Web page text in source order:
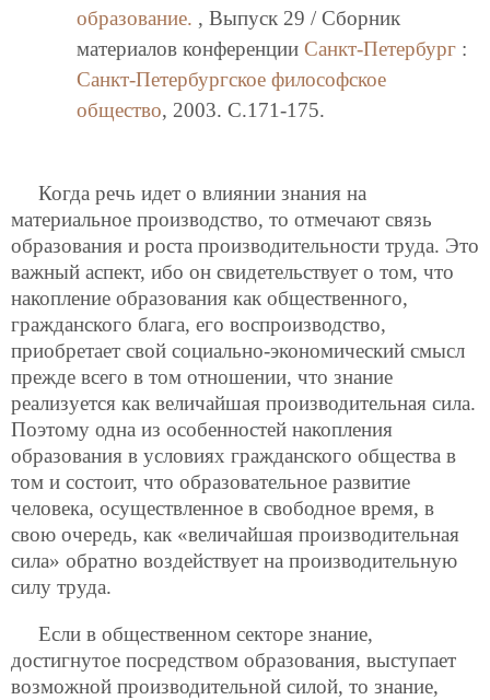
образование. , Выпуск 29 / Сборник
материалов конференции Санкт-Петербург :
Санкт-Петербургское философское
общество, 2003. C.171-175.
Когда речь идет о влиянии знания на
материальное производство, то отмечают связь
образования и роста производительности труда. Это
важный аспект, ибо он свидетельствует о том, что
накопление образования как общественного,
гражданского блага, его воспроизводство,
приобретает свой социально-экономический смысл
прежде всего в том отношении, что знание
реализуется как величайшая производительная сила.
Поэтому одна из особенностей накопления
образования в условиях гражданского общества в
том и состоит, что образовательное развитие
человека, осуществленное в свободное время, в
свою очередь, как «величайшая производительная
сила» обратно воздействует на производительную
силу труда.
Если в общественном секторе знание,
достигнутое посредством образования, выступает
возможной производительной силой, то знание,